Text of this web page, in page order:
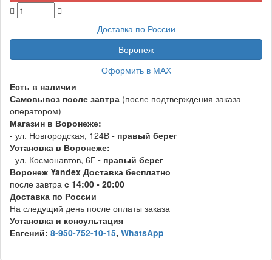
Доставка по России
Воронеж
Оформить в МАХ
Есть в наличии
Самовывоз после завтра (после подтверждения заказа
оператором)
Магазин в Воронеже:
- ул. Новгородская, 124В - правый берег
Установка в Воронеже:
- ул. Космонавтов, 6Г - правый берег
Воронеж Yandex Доставка бесплатно
после завтра с 14:00 - 20:00
Доставка по России
На следущий день после оплаты заказа
Установка и консультация
Евгений: 8-950-752-10-15, WhatsApp